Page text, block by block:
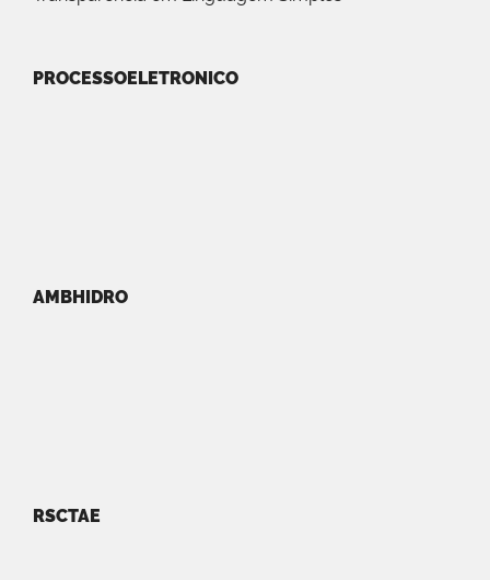
PROCESSOELETRONICO
AMBHIDRO
RSCTAE